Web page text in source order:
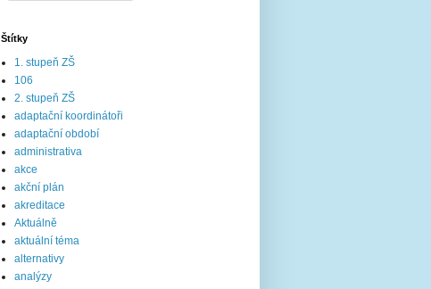
Štítky
1. stupeň ZŠ
106
2. stupeň ZŠ
adaptační koordinátoři
adaptační období
administrativa
akce
akční plán
akreditace
Aktuálně
aktuální téma
alternativy
analýzy